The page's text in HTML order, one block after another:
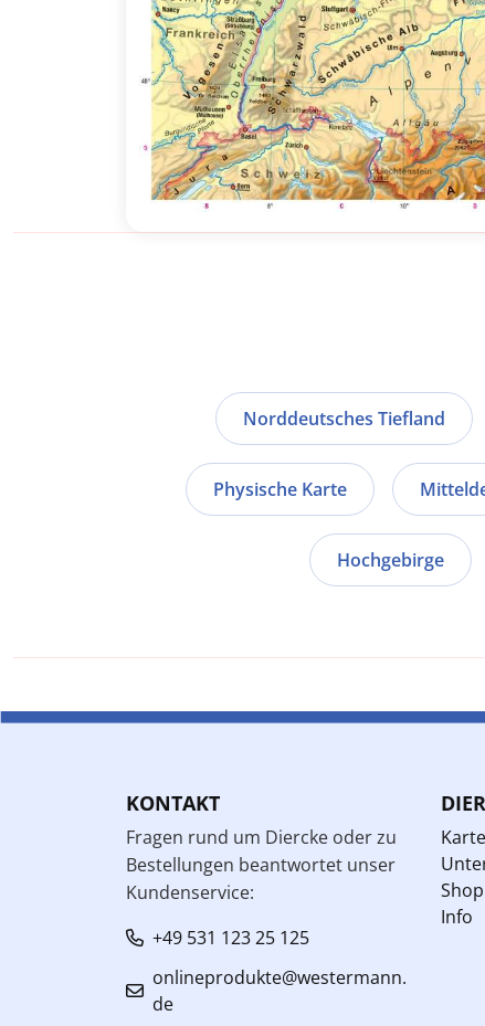
Norddeutsches Tiefland
Physische Karte
Hochgebirge
KONTAKT
Fragen rund um Diercke oder zu
Bestellungen beantwortet unser
Kundenservice:
+49 531 123 25 125
onlineprodukte@westermann.
de
Shop
Info